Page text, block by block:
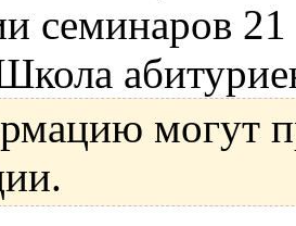
семинаров
могут